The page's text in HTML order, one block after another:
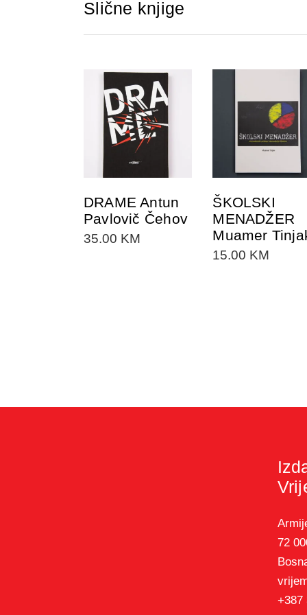
Slične knjige
DODAJTE U
KORPU
DRAME Antun
Pavlovič Čehov
35.00 KM
DODAJTE U
KORPU
ŠKOLSKI
MENADŽER
Muamer
15.00 KM
72
+387